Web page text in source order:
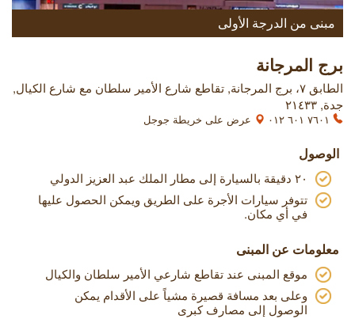
مبنى من الدرجة الأولى
برج المرجانة
الطابق ٧، برج المرجانة, تقاطع شارع الأمير سلطان مع شارع الكيال,
جدة, ٢١٤٣٣
عرض على خريطة جوجل
الوصول
٢٠ دقيقة بالسيارة إلى مطار الملك عبد العزيز الدولي
تتوفر سيارات الأجرة على الطريق ويمكن الحصول عليها
في أي مكان.
معلومات عن المبنى
موقع المبنى عند تقاطع شارعي الأمير سلطان والكيال
وعلى بعد مسافة قصيرة مشياً على الأقدام يمكن
الوصول إلى مصارف كبرى